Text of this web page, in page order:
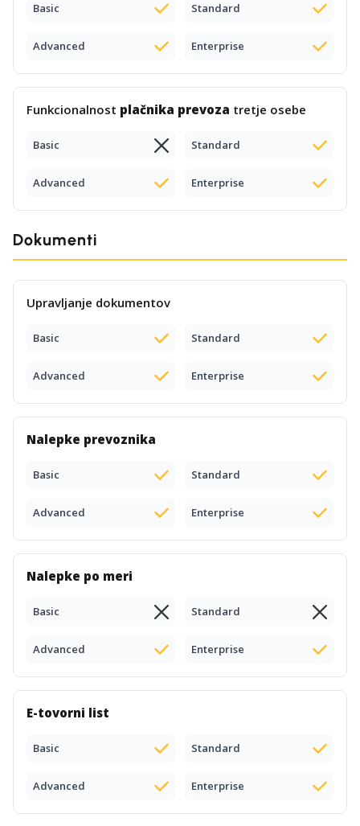
Basic Standard
Advanced Enterprise
Funkcionalnost plačnika prevoza tretje osebe
Basic Standard
Advanced Enterprise
Dokumenti
Upravljanje dokumentov
Basic Standard
Advanced Enterprise
Nalepke prevoznika
Basic Standard
Advanced Enterprise
Nalepke po meri
Basic Standard
Advanced Enterprise
E-tovorni list
Basic Standard
Advanced Enterprise